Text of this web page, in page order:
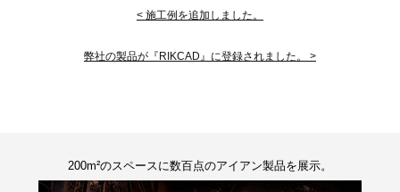
< 施工例を追加しました。
弊社の製品が『RIKCAD』に登録されました。 >
200m²のスペースに数百点のアイアン製品を展示。